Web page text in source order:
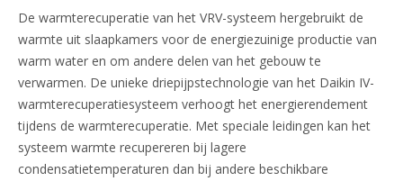
De warmterecuperatie van het VRV-systeem hergebruikt de
warmte uit slaapkamers voor de energiezuinige productie van
warm water en om andere delen van het gebouw te
verwarmen. De unieke driepijpstechnologie van het Daikin IV-
warmterecuperatiesysteem verhoogt het energierendement
tijdens de warmterecuperatie. Met speciale leidingen kan het
systeem warmte recupereren bij lagere
condensatietemperaturen dan bij andere beschikbare